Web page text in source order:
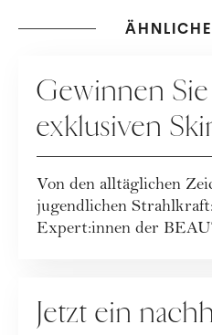
Gewinnen
exklusiven
Packages der
Von den alltäglichen
jugendlichen
Expert:innen der
Jetzt ein